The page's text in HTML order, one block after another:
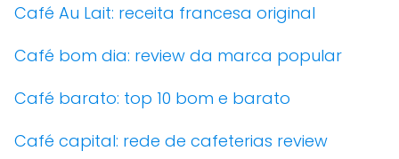
Café Au Lait: receita francesa original
Café bom dia: review da marca popular
Café barato: top 10 bom e barato
Café capital: rede de cafeterias review